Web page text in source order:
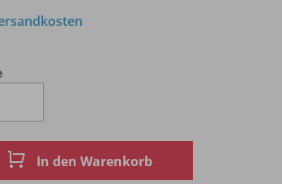
In den Warenkorb